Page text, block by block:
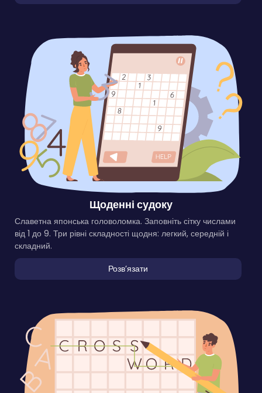
Щоденні судоку
Славетна японська головоломка. Заповніть сітку числами
від 1 до 9. Три рівні складності щодня: легкий, середній і
складний.
Розвʼязати